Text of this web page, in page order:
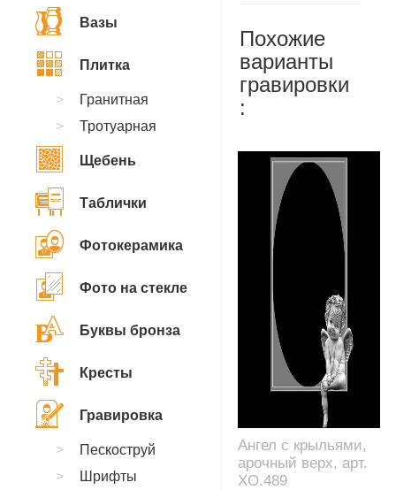
Похожие
варианты
гравировки
:
Ангел с крыльями,
арочный верх, арт.
XO.489
Вазы
Плитка
Гранитная
Тротуарная
Щебень
Таблички
Фотокерамика
Фото на стекле
Буквы бронза
Кресты
Гравировка
Пескоструй
Шрифты